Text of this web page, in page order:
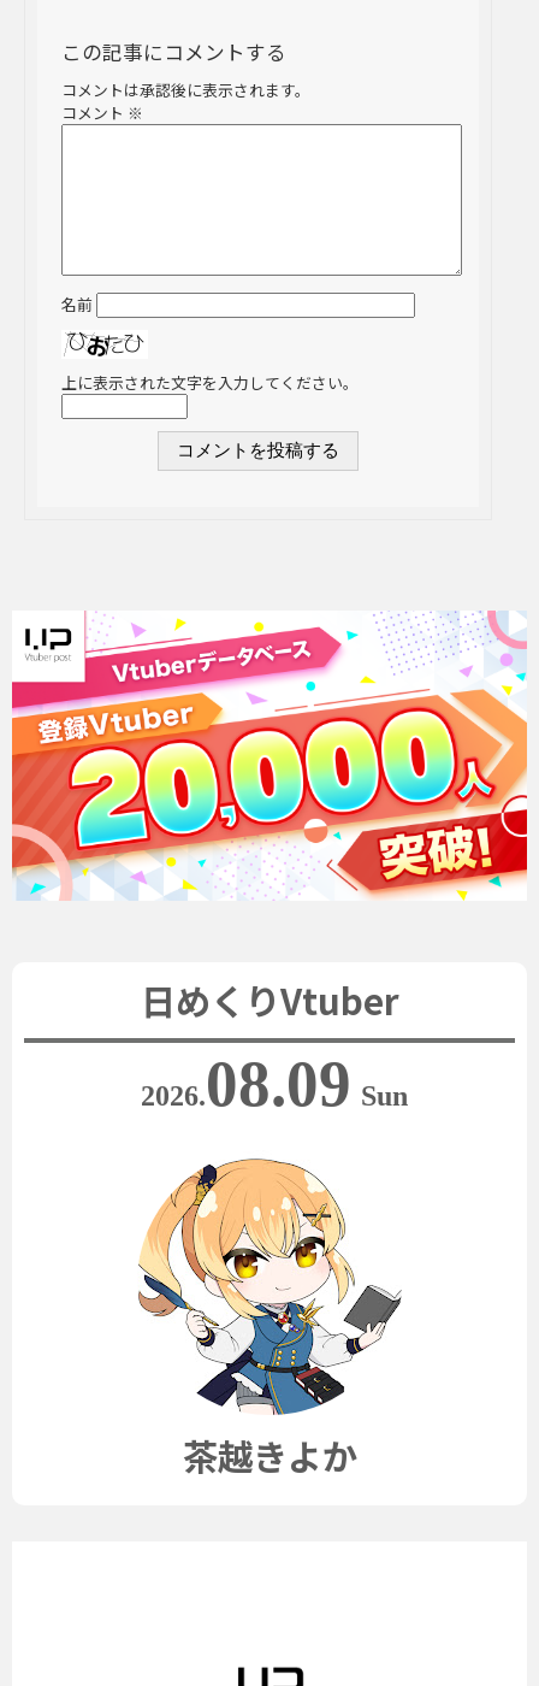
この記事にコメントする
コメントは承認後に表示されます。
コメント ※
名前
上に表示された文字を入力してください。
日めくりVtuber
2026.08.09 Sun
茶越きよか